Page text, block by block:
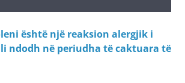
është një reaksion alergjik i
ndodh në periudha të caktuara të